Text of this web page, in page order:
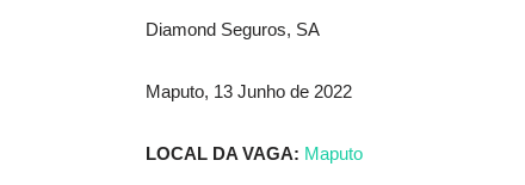
Diamond Seguros, SA
Maputo, 13 Junho de 2022
LOCAL DA VAGA: Maputo